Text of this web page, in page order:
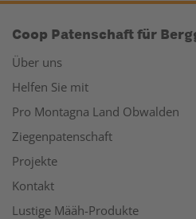
Coop Patenschaft für
Über uns
Helfen Sie mit
Pro Montagna Land Obwalden
Ziegenpatenschaft
Projekte
Kontakt
Lustige Määh-Produkte